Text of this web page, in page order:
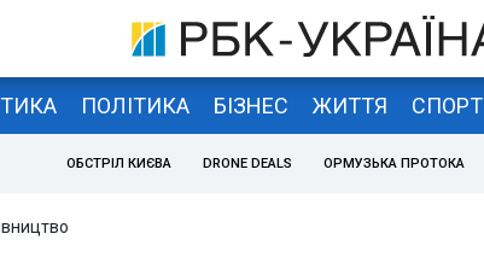
ПОЛІТИКА БІЗНЕС ЖИТТЯ СПОРТ
ОБСТРІЛ КИЄВА DRONE DEALS ОРМУЗЬКА ПРОТОКА